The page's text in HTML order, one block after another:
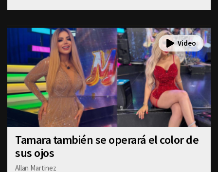
Tamara también se operará el color de
sus ojos
Allan Martinez